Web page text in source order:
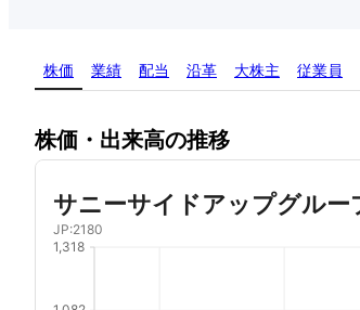
株価 業績 配当 沿革 大株主 従業員
株価・出来高の推移